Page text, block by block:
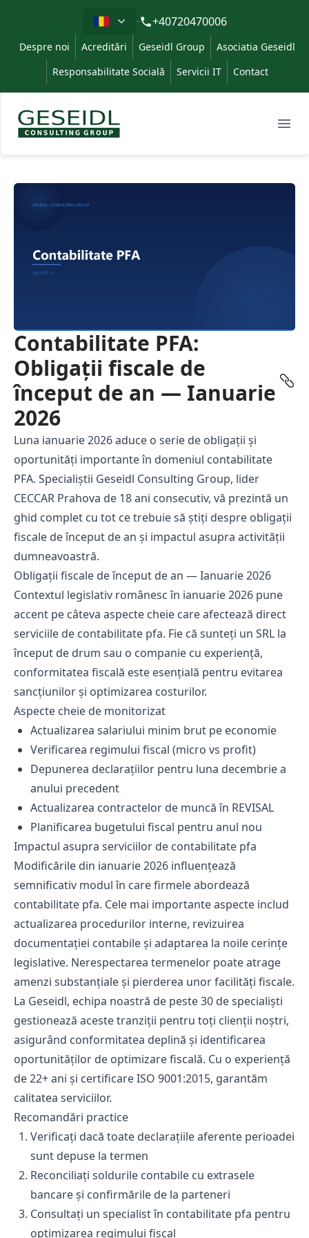
Limba +40720470006
Despre noi Acreditări Geseidl Group
Asociatia Geseidl
Responsabilitate Socială
Servicii IT Contact
Geseidl
Contabilitate PFA:
Obligații fiscale de
început de an — Ianuarie
2026
Luna ianuarie 2026 aduce o serie de obligații și
oportunități importante în domeniul contabilitate
PFA. Specialiștii Geseidl Consulting Group, lider
CECCAR Prahova de 18 ani consecutiv, vă prezintă un
ghid complet cu tot ce trebuie să știți despre obligații
fiscale de început de an și impactul asupra activității
dumneavoastră.
Obligații fiscale de început de an — Ianuarie 2026
Contextul legislativ românesc în ianuarie 2026 pune
accent pe câteva aspecte cheie care afectează direct
serviciile de contabilitate pfa. Fie că sunteți un SRL la
început de drum sau o companie cu experiență,
conformitatea fiscală este esențială pentru evitarea
sancțiunilor și optimizarea costurilor.
Aspecte cheie de monitorizat
Actualizarea salariului minim brut pe economie
Verificarea regimului fiscal (micro vs profit)
Depunerea declarațiilor pentru luna decembrie a
anului precedent
Actualizarea contractelor de muncă în REVISAL
Planificarea bugetului fiscal pentru anul nou
Impactul asupra serviciilor de contabilitate pfa
Modificările din ianuarie 2026 influențează
semnificativ modul în care firmele abordează
contabilitate pfa. Cele mai importante aspecte includ
actualizarea procedurilor interne, revizuirea
documentației contabile și adaptarea la noile cerințe
legislative. Nerespectarea termenelor poate atrage
amenzi substanțiale și pierderea unor facilități fiscale.
La Geseidl, echipa noastră de peste 30 de specialiști
gestionează aceste tranziții pentru toți clienții noștri,
asigurând conformitatea deplină și identificarea
oportunităților de optimizare fiscală. Cu o experiență
de 22+ ani și certificare ISO 9001:2015, garantăm
calitatea serviciilor.
Recomandări practice
Verificați dacă toate declarațiile aferente perioadei
sunt depuse la termen
Reconciliați soldurile contabile cu extrasele
bancare și confirmările de la parteneri
Consultați un specialist în contabilitate pfa pentru
optimizarea regimului fiscal